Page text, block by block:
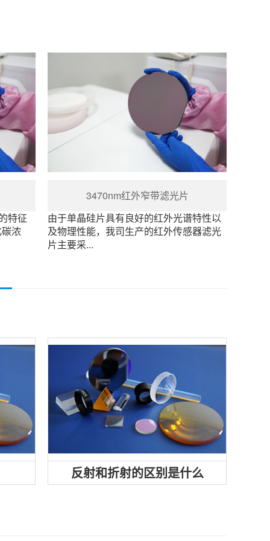
特征
浓
3470nm红外窄带滤光片
由于单晶硅片具有良好的红外光谱特性以
及物理性能，我司生产的红外传感器滤光
片主要采...
常规投影仪里面，都需要将光源进
行分离，合束，改变光路，光学滤
光片，二向色镜的运用...
反射和折射的区别是什么